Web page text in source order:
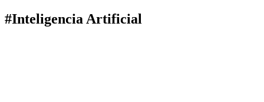
#Inteligencia Artificial